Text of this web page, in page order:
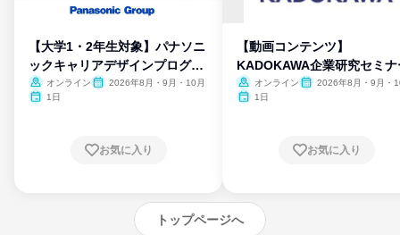
【大学1・2年生対象】パナソニ
ックキャリアデザインプログラ
ム
オンライン
2026年8月・9月・10月
1日
お気に入り
【動画コンテンツ】
KADOKAWA企業研究セミナ
オンライン
2026年8月・9月・
1日
お気に入り
トップページへ